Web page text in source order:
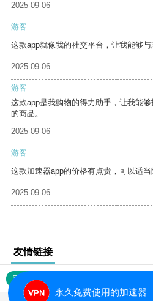
2025-09-06
游客
这款app就像我的社交平台，让我能够与
2025-09-06
游客
这款app是我购物的得力助手，让我能
的商品。
2025-09-06
游客
这款加速器app的价格有点贵，可以适当
2025-09-06
友情链接
网站地图
永久免费使用的加速器